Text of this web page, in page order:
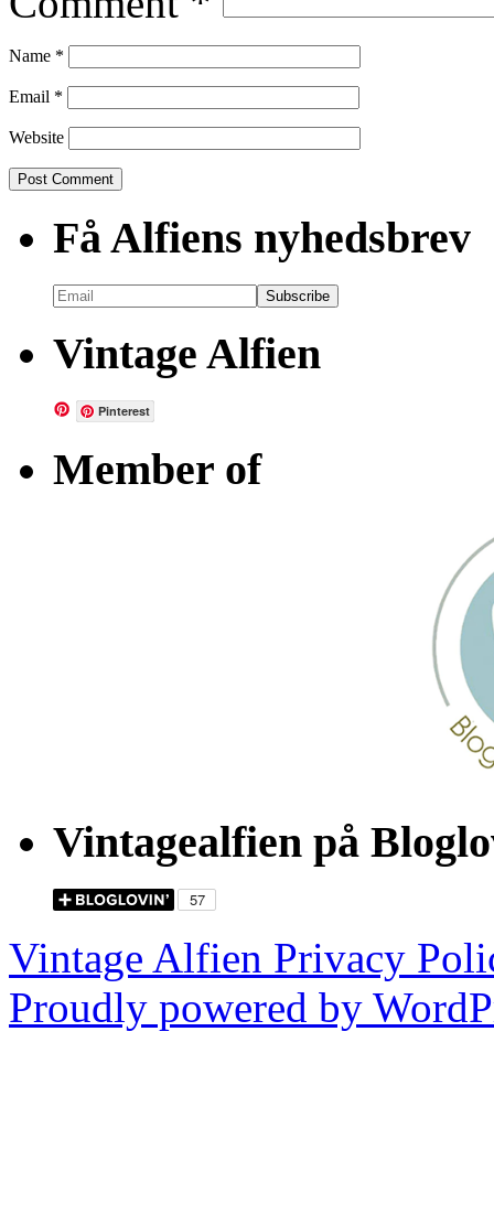
Name *
Email *
Website
Få Alfiens nyhedsbrev
Vintage Alfien
Pinterest
Member of
Vintagealfien på
Vintage Alfien Privacy
Proudly powered by